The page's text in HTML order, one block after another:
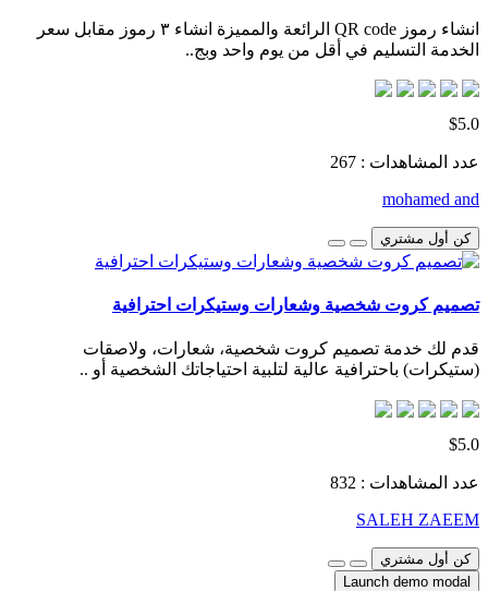
انشاء رموز QR code الرائعة والمميزة انشاء ٣ رموز مقابل سعر
الخدمة التسليم في أقل من يوم واحد وبج..
$5.0
عدد المشاهدات : 267
mohamed and
كن أول مشتري
تصميم كروت شخصية وشعارات وستيكرات احترافية
قدم لك خدمة تصميم كروت شخصية، شعارات، ولاصقات
(ستيكرات) باحترافية عالية لتلبية احتياجاتك الشخصية أو ..
$5.0
عدد المشاهدات : 832
SALEH ZAEEM
كن أول مشتري
Launch demo modal